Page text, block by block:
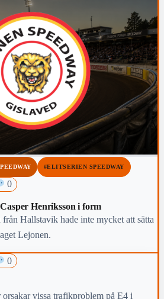
#ELITSERIEN SPEEDWAY
0
Henriksson i form
Hallstavik hade inte mycket att sätta
Lejonen.
0
vissa trafikproblem på E4 i